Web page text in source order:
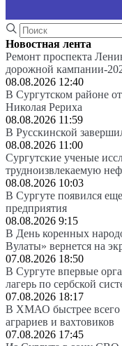
Новостная лента
Ремонт проспекта
дорожной кампании-
08.08.2026 12:40
В Сургутском районе
Николая Рериха
08.08.2026 11:59
В Русскинской
08.08.2026 11:00
Сургутские ученые
трудноизвлекаемую
08.08.2026 10:03
В Сургуте появился
предприятия
08.08.2026 9:15
В День коренных
Вулаты» вернется на
07.08.2026 18:50
В Сургуте впервые
лагерь по сербской
07.08.2026 18:17
В ХМАО быстрее всего
аграриев и вахтовиков
07.08.2026 17:45